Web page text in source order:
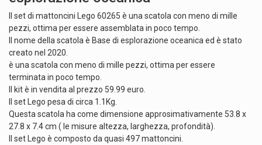
Il set di mattoncini Lego 60265 è una scatola con meno di mille
pezzi, ottima per essere assemblata in poco tempo.
Il nome della scatola è Base di esplorazione oceanica ed è stato
creato nel 2020.
è una scatola con meno di mille pezzi, ottima per essere
terminata in poco tempo.
Il kit è in vendita al prezzo 59.99 euro.
Il set Lego pesa di circa 1.1Kg.
Questa scatola ha come dimensione approsimativamente 53.8 x
27.8 x 7.4 cm ( le misure altezza, larghezza, profondità).
Il set Lego è composto da quasi 497 mattoncini.